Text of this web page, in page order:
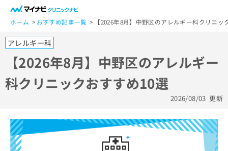
ホーム おすすめ記事一覧 【2026年8月】中野区のアレルギー科クリニッ
アレルギー科
【2026年8月】中野区のアレルギー
科クリニックおすすめ10選
2026/08/03 更新
一
般
ー
ザ
ー
の
方
ち
ら